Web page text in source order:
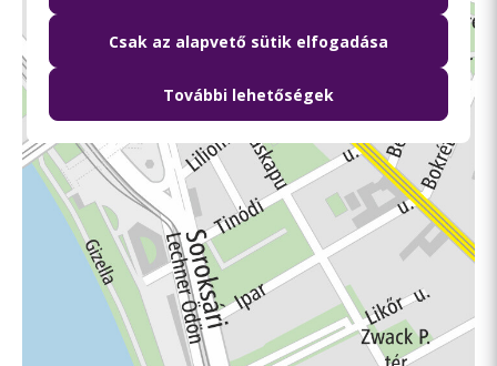
Csak az alapvető sütik elfogadása
További lehetőségek